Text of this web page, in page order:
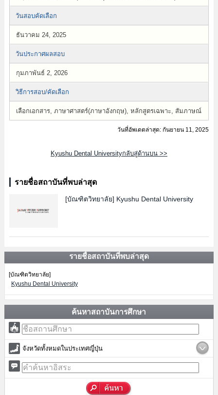
วันสอบคัดเลือก
ธันวาคม 24, 2025
วันประกาศผลสอบ
กุมภาพันธ์ 2, 2026
วิธีการสอบ/คัดเลือก
เลือกเอกสาร, ภาษาศาสตร์(ภาษาอังกฤษ), หลักสูตรเฉพาะ, สัมภาษณ์
วันที่อัพเดตล่าสุด: กันยายน 11, 2025
Kyushu Dental Universityกลับสู่ด้านบน >>
รายชื่อสถาบันที่พบล่าสุด
[บัณฑิตวิทยาลัย] Kyushu Dental University
รายชื่อสถาบันที่พบล่าสุด
[บัณฑิตวิทยาลัย]
Kyushu Dental University
ค้นหาสถาบันการศึกษา
จังหวัดทั้งหมดในประเทศญี่ปุ่น